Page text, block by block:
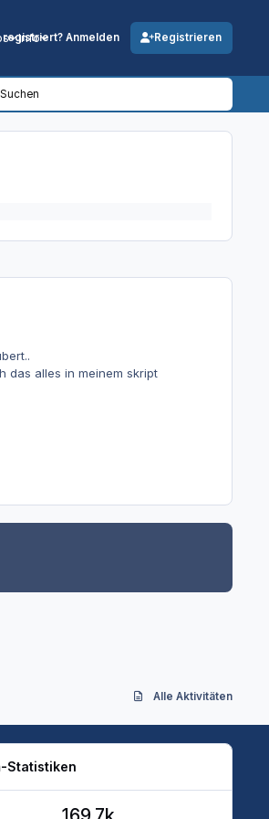
Info Anmelden Registrieren
Suchen
das alles in meinem skript
Alle Aktivitäten
Statistiken